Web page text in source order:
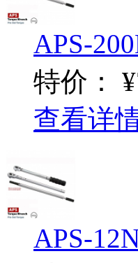
APS-
特价：
查看详
APS-